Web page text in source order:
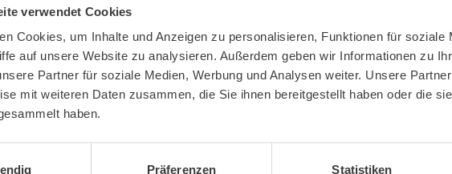
verwendet Cookies
Cookies, um Inhalte und Anzeigen zu personalisieren, Funktionen für soziale
auf unsere Website zu analysieren. Außerdem geben wir Informationen zu
Partner für soziale Medien, Werbung und Analysen weiter. Unsere
mit weiteren Daten zusammen, die Sie ihnen bereitgestellt haben oder die
haben.
Präferenzen Statistiken